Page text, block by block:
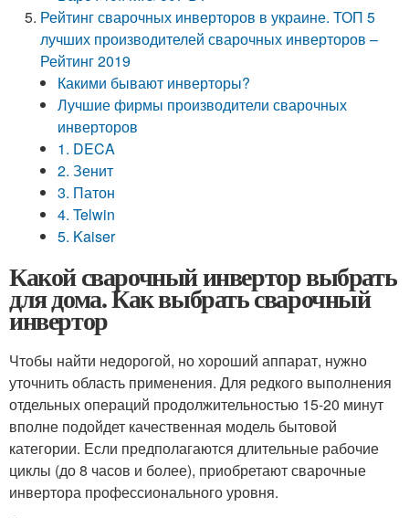
Рейтинг сварочных инверторов в украине. ТОП 5
лучших производителей сварочных инверторов –
Рейтинг 2019
Какими бывают инверторы?
Лучшие фирмы производители сварочных
инверторов
1. DECA
2. Зенит
3. Патон
4. Telwin
5. Kaiser
Какой сварочный инвертор выбрать
для дома. Как выбрать сварочный
инвертор
Чтобы найти недорогой, но хороший аппарат, нужно
уточнить область применения. Для редкого выполнения
отдельных операций продолжительностью 15-20 минут
вполне подойдет качественная модель бытовой
категории. Если предполагаются длительные рабочие
циклы (до 8 часов и более), приобретают сварочные
инвертора профессионального уровня.